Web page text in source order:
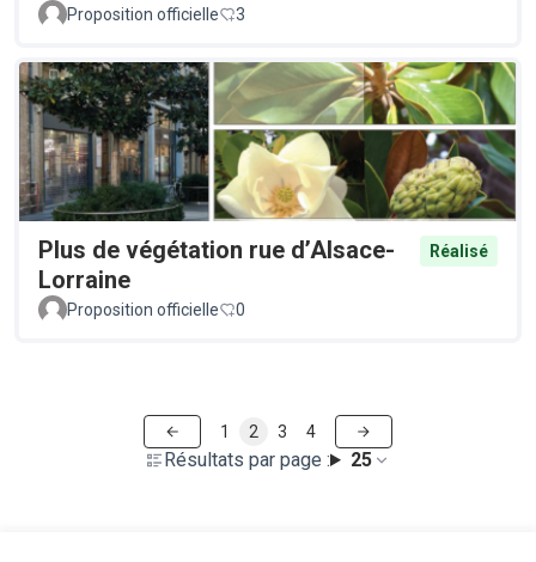
Proposition officielle 3
Plus de végétation rue d’Alsace-
Lorraine
Réalisé
Proposition officielle 0
Résultats par page : 25
1 2 3 4